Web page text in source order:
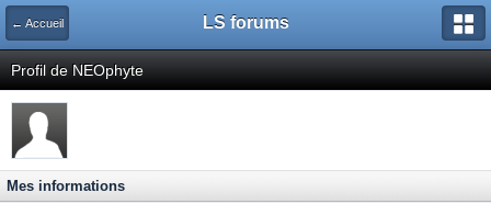
← Accueil LS forums
Profil de NEOphyte
Mes informations